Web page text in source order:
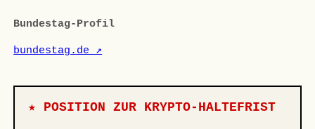
Bundestag-Profil
bundestag.de ↗
★ POSITION ZUR KRYPTO-HALTEFRIST